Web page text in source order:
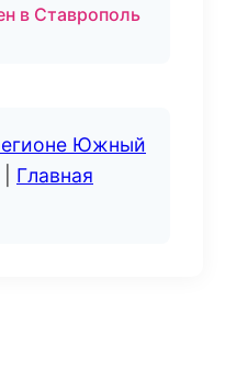
в Ставрополь
Южный
Главная